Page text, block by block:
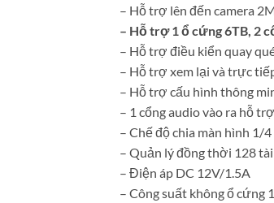
– Hỗ trợ lên đến camera
– Hỗ trợ 1 ổ cứng 6TB, 2
– Hỗ trợ điều kiển quay
– Hỗ trợ xem lại và trực
– Hỗ trợ cấu hình thông
– 1 cổng audio vào ra hỗ
– Chế độ chia màn hình 1/
– Quản lý đồng thời 128
– Điện áp DC 12V/1.5A
– Công suất không ổ cứng